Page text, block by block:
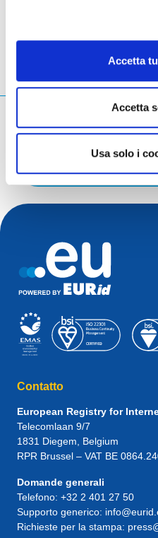
Accetta
Accetta
Usa solo i
Cosa stai
Query di ricerca
Contatto
European Registry for
Telecomlaan 9/7
1831 Diegem, Belgium
RPR Brussel – VAT BE
Domande generali
Telefono: +32 2 401 27 50
Supporto generico:
Richieste per la stampa: